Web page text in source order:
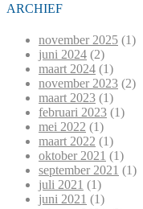
ARCHIEF
november 2025 (1)
juni 2024 (2)
maart 2024 (1)
november 2023 (2)
maart 2023 (1)
februari 2023 (1)
mei 2022 (1)
maart 2022 (1)
oktober 2021 (1)
september 2021 (1)
juli 2021 (1)
juni 2021 (1)